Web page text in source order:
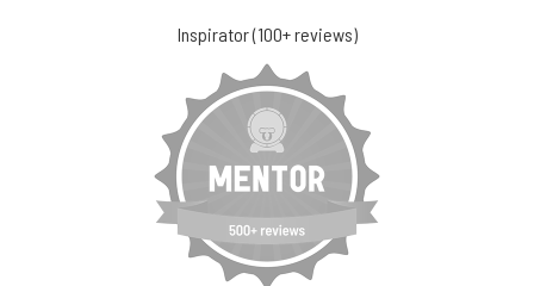
Inspirator (100+ reviews)